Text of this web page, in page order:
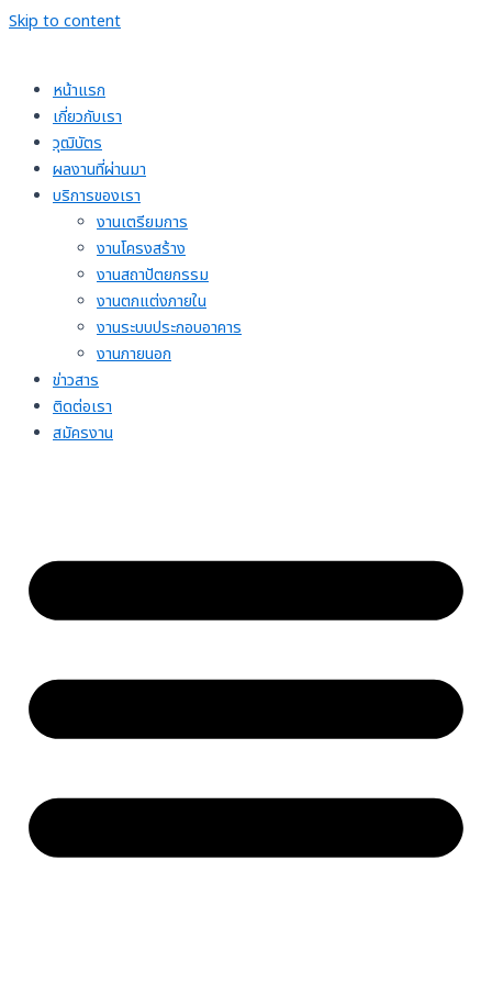
Skip to content
หน้าแรก
เกี่ยวกับเรา
วุฒิบัตร
ผลงานที่ผ่านมา
บริการของเรา
งานเตรียมการ
งานโครงสร้าง
งานสถาปัตยกรรม
งานตกแต่งภายใน
งานระบบประกอบอาคาร
งานภายนอก
ข่าวสาร
ติดต่อเรา
สมัครงาน